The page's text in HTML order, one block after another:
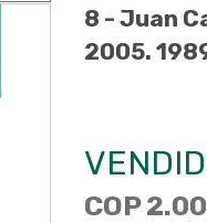
8 - Juan
2005.
COP